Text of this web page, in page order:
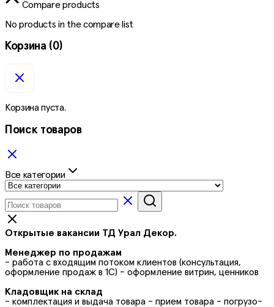
Compare products
No products in the compare list
Корзина (0)
Корзина пуста.
Поиск товаров
Все категории
Открытые вакансии ТД Урал Декор.
Менеджер по продажам
- работа с входящим потоком клиентов (консультация,
оформление продаж в 1С) - оформление витрин, ценников
Кладовщик на склад
- комплектация и выдача товара - прием товара - погрузо-